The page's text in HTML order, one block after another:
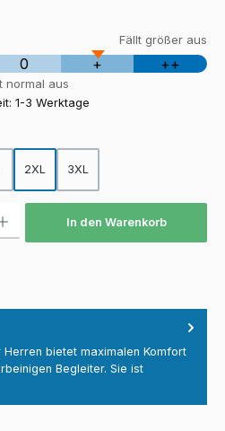
Fällt größer aus
0 + ++
normal aus
1-3 Werktage
2XL 3XL
In den Warenkorb
bietet maximalen Komfort
Begleiter. Sie ist